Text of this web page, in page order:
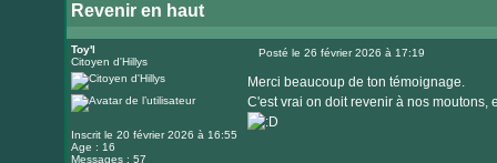
Revenir en haut
Toy'l
Citoyen d'Hillys
Inscrit le 20 février 2026 à 16:55
Age : 16
Messages : 57
Posté le 26 février 2026 à 17:19
Merci beaucoup de ton témoignage.
C'est vrai on doit revenir à nos moutons,